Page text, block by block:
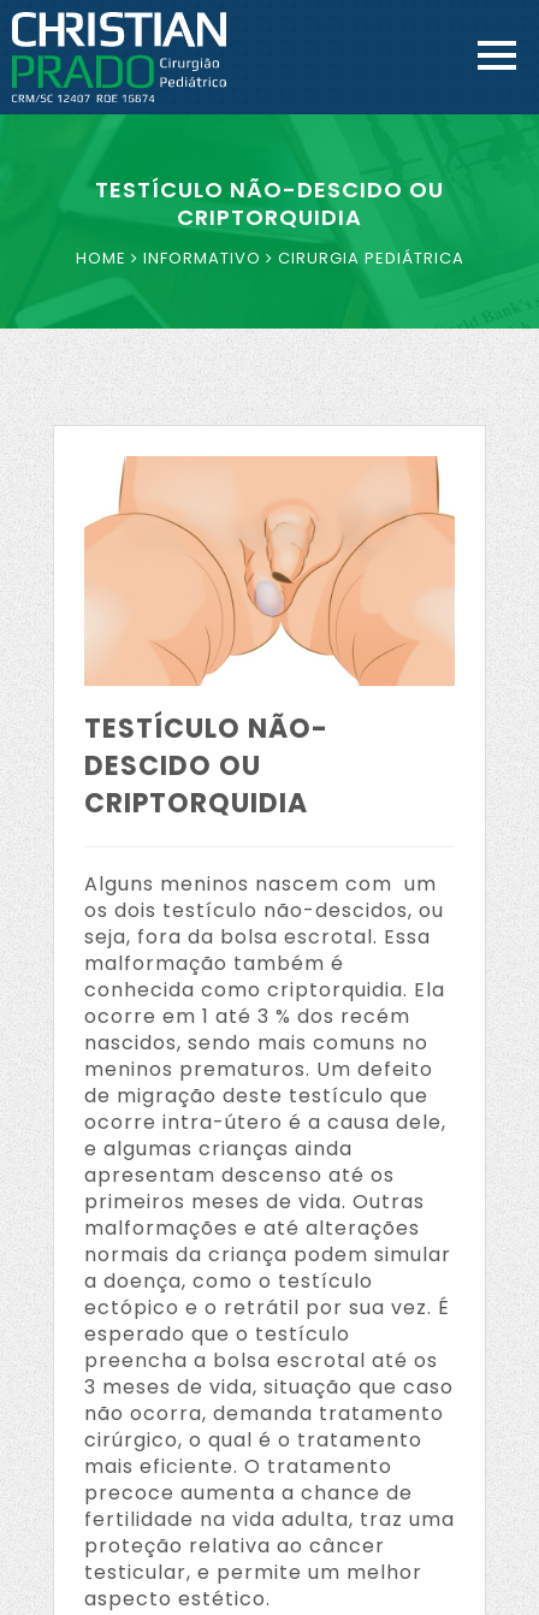
TESTÍCULO NÃO-DESCIDO OU
CRIPTORQUIDIA
HOME INFORMATIVO CIRURGIA PEDIÁTRICA
TESTÍCULO NÃO-
DESCIDO OU
CRIPTORQUIDIA
Alguns meninos nascem com um
os dois testículo não-descidos, ou
seja, fora da bolsa escrotal. Essa
malformação também é
conhecida como criptorquidia. Ela
ocorre em 1 até 3 % dos recém
nascidos, sendo mais comuns no
meninos prematuros. Um defeito
de migração deste testículo que
ocorre intra-útero é a causa dele,
e algumas crianças ainda
apresentam descenso até os
primeiros meses de vida. Outras
malformações e até alterações
normais da criança podem simular
a doença, como o testículo
ectópico e o retrátil por sua vez. É
esperado que o testículo
preencha a bolsa escrotal até os
3 meses de vida, situação que caso
não ocorra, demanda tratamento
cirúrgico, o qual é o tratamento
mais eficiente. O tratamento
precoce aumenta a chance de
fertilidade na vida adulta, traz uma
proteção relativa ao câncer
testicular, e permite um melhor
aspecto estético.